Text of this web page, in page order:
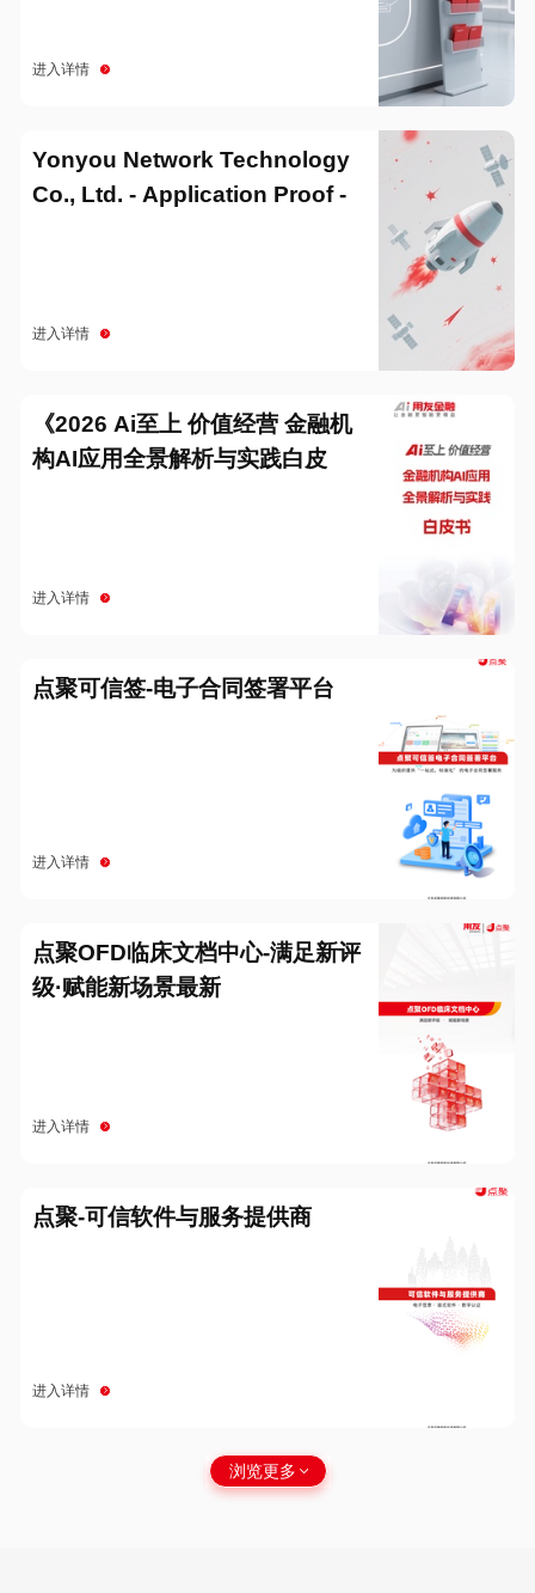
进入详情
Yonyou Network Technology
Co., Ltd. - Application Proof -
进入详情
《2026 Ai至上 价值经营 金融机
构AI应用全景解析与实践白皮
进入详情
点聚可信签-电子合同签署平台
进入详情
点聚OFD临床文档中心-满足新评
级·赋能新场景最新
进入详情
点聚-可信软件与服务提供商
进入详情
浏览更多